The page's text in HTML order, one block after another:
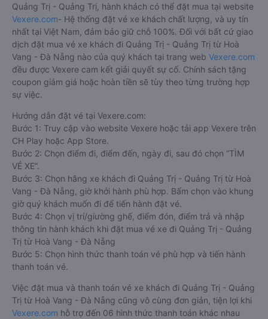
Quảng Trị - Quảng Trị, hành khách có thể đặt mua tại website
Vexere.com- Hệ thống đặt vé xe khách chất lượng, và uy tín
nhất tại Việt Nam, đảm bảo giữ chỗ 100%. Đối với bất cứ giao
dịch đặt mua vé xe khách đi Quảng Trị - Quảng Trị từ Hoà
Vang - Đà Nẵng nào của quý khách tại trang web Vexere.com
đều được Vexere cam kết giải quyết sự cố. Chính sách tặng
coupon giảm giá hoặc hoàn tiền sẽ tùy theo từng trường hợp
sự việc.
Hướng dẫn đặt vé tại Vexere.com:
Bước 1: Truy cập vào website Vexere hoặc tải app Vexere trên
CH Play hoặc App Store.
Bước 2: Chọn điểm đi, điểm đến, ngày đi, sau đó chọn “TÌM
VÉ XE”.
Bước 3: Chọn hãng xe khách đi Quảng Trị - Quảng Trị từ Hoà
Vang - Đà Nẵng, giờ khởi hành phù hợp. Bấm chọn vào khung
giờ quý khách muốn đi để tiến hành đặt vé.
Bước 4: Chọn vị trí/giường ghế, điểm đón, điểm trả và nhập
thông tin hành khách khi đặt mua vé xe đi Quảng Trị - Quảng
Trị từ Hoà Vang - Đà Nẵng
Bước 5: Chọn hình thức thanh toán vé phù hợp và tiến hành
thanh toán vé.
Việc đặt mua và thanh toán vé xe khách đi Quảng Trị - Quảng
Trị từ Hoà Vang - Đà Nẵng cũng vô cùng đơn giản, tiện lợi khi
Vexere.com hỗ trợ đến 06 hình thức thanh toán khác nhau